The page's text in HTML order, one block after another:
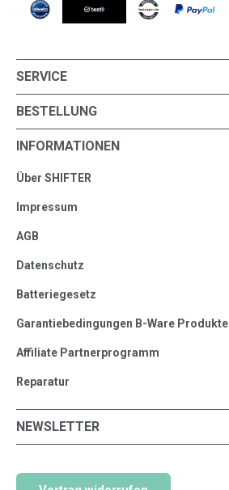
SERVICE
BESTELLUNG
INFORMATIONEN
Über SHIFTER
Impressum
AGB
Datenschutz
Batteriegesetz
Garantiebedingungen B-Ware Produkte
Affiliate Partnerprogramm
Reparatur
NEWSLETTER